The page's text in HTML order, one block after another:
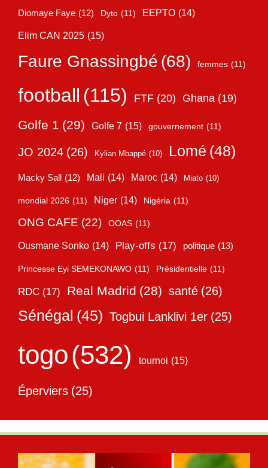
Diomaye Faye (12) Dyto (11) EEPTO (14)
Elim CAN 2025 (15)
Faure Gnassingbé (68) femmes (11)
football (115) FTF (20) Ghana (19)
Golfe 1 (29) Golfe 7 (15) gouvernement (11)
JO 2024 (26) Kylian Mbappé (10) Lomé (48)
Macky Sall (12) Mali (14) Maroc (14) Miato (10)
mondial 2026 (11) Niger (14) Nigéria (11)
ONG CAFE (22) OOAS (11)
Ousmane Sonko (14) Play-offs (17) politique (13)
Princesse Eyi SEMEKONAWO (11) Présidentielle (11)
RDC (17) Real Madrid (28) santé (26)
Sénégal (45) Togbui Lanklivi 1er (25)
togo(532) tournoi (15)
Éperviers (25)